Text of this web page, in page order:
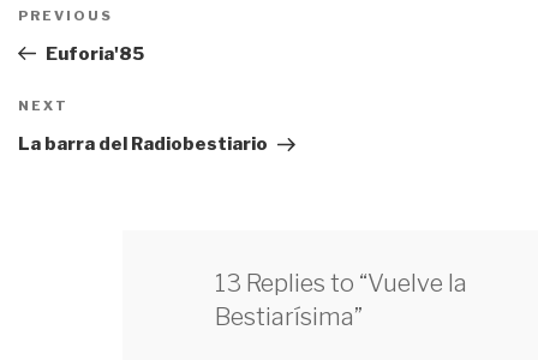
Previous
Post
PREVIOUS
Euforia'85
Next
Post
NEXT
La barra del Radiobestiario
13 Replies to “Vuelve la
Bestiarísima”